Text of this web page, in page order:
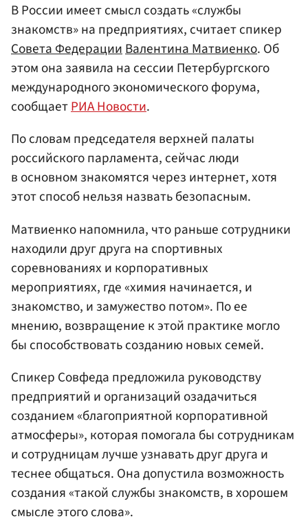
В России имеет смысл создать «службы
знакомств» на предприятиях, считает спикер
Совета ФедерацииВалентина Матвиенко. Об
этом она заявила на сессии Петербургского
международного экономического форума,
сообщаетРИА Новости.
По словам председателя верхней палаты
российского парламента, сейчас люди
в основном знакомятся через интернет, хотя
этот способ нельзя назвать безопасным.
Матвиенко напомнила, что раньше сотрудники
находили друг друга на спортивных
соревнованиях и корпоративных
мероприятиях, где «химия начинается, и
знакомство, и замужество потом». По ее
мнению, возвращение к этой практике могло
бы способствовать созданию новых семей.
Спикер Совфеда предложила руководству
предприятий и организаций озадачиться
созданием «благоприятной корпоративной
атмосферы», которая помогала бы сотрудникам
и сотрудницам лучше узнавать друг друга и
теснее общаться. Она допустила возможность
создания «такой службы знакомств, в хорошем
смысле этого слова».